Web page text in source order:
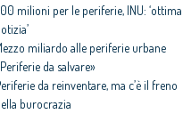
milioni per le periferie, INU: ‘ottima
miliardo alle periferie urbane
da salvare»
da reinventare, ma c’è il freno
burocrazia